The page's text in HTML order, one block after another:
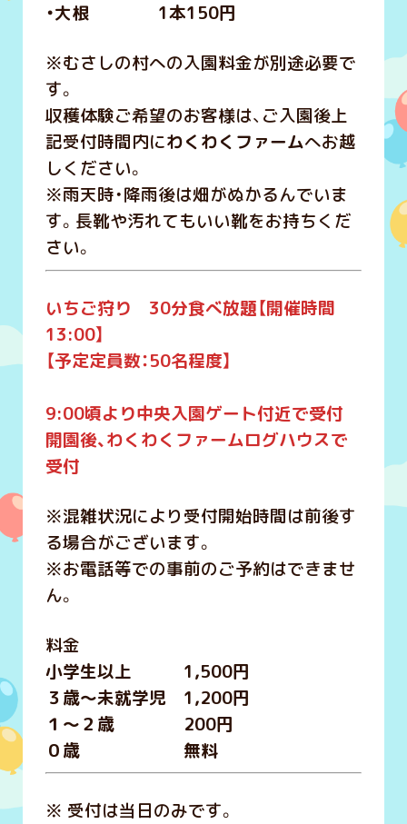
・大根 1本150円
※むさしの村への入園料金が別途必要で
す。
収穫体験ご希望のお客様は、ご入園後上
記受付時間内にわくわくファームへお越
しください。
※雨天時・降雨後は畑がぬかるんでいま
す。長靴や汚れてもいい靴をお持ちくだ
さい。
いちご狩り 30分食べ放題【開催時間
13:00】
【予定定員数：50名程度】
9:00頃より中央入園ゲート付近で受付
開園後、わくわくファームログハウスで
受付
※混雑状況により受付開始時間は前後す
る場合がございます。
※お電話等での事前のご予約はできませ
ん。
料金
小学生以上 1,500円
３歳～未就学児 1,200円
１～２歳 200円
０歳 無料
※ 受付は当日のみです。